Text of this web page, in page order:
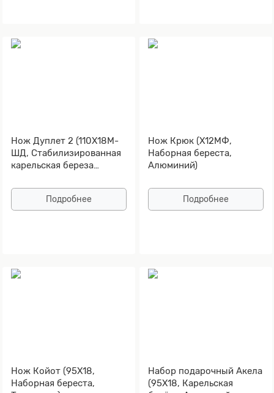
Нож Дуплет 2 (110Х18М-
ШД, Стабилизированная
карельская береза
Подробнее
Нож Крюк (Х12МФ,
Наборная береста,
Алюминий)
Подробнее
Нож Койот (95Х18,
Наборная береста,
Набор подарочный Акела
(95Х18, Карельская